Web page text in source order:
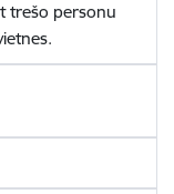
trešo personu